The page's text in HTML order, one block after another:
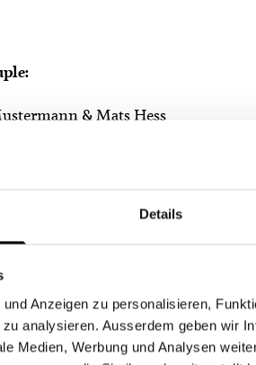
Details
Anzeigen zu personalisieren,
analysieren. Ausserdem geben wir
Medien, Werbung und Analysen
& Mats Hess